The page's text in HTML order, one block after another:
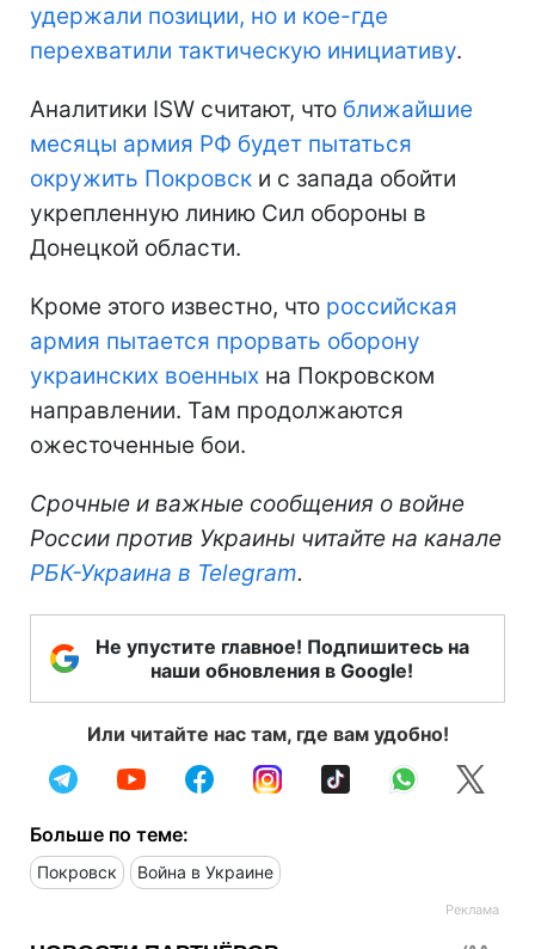
удержали позиции, но и кое-где
перехватили тактическую инициативу.
Аналитики ISW считают, что ближайшие
месяцы армия РФ будет пытаться
окружить Покровск и с запада обойти
укрепленную линию Сил обороны в
Донецкой области.
Кроме этого известно, что российская
армия пытается прорвать оборону
украинских военных на Покровском
направлении. Там продолжаются
ожесточенные бои.
Срочные и важные сообщения о войне
России против Украины читайте на канале
РБК-Украина в Telegram.
Не упустите главное! Подпишитесь на
наши обновления в Google!
Или читайте нас там, где вам удобно!
Больше по теме:
Покровск Война в Украине